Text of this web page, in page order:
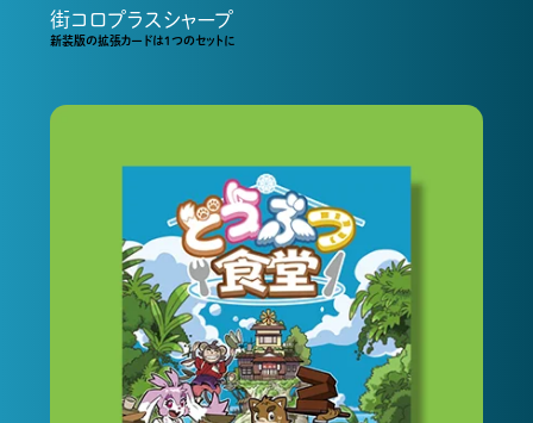
街コロプラスシャープ
新装版の拡張カードは１つのセットに